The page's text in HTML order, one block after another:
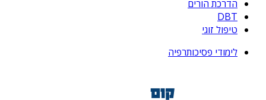
הדרכת הורים
DBT
טיפול זוגי
לימודי פסיכותרפיה